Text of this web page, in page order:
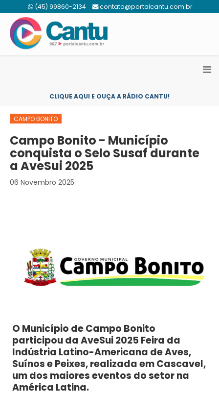
(45) 99860-2134 contato@portalcantu.com.br
CLIQUE AQUI E OUÇA A RÁDIO CANTU!
CAMPO BONITO
Campo Bonito - Município
conquista o Selo Susaf durante
a AveSui 2025
06 Novembro 2025
O Município de Campo Bonito
participou da AveSui 2025 Feira da
Indústria Latino-Americana de Aves,
Suínos e Peixes, realizada em Cascavel,
um dos maiores eventos do setor na
América Latina.